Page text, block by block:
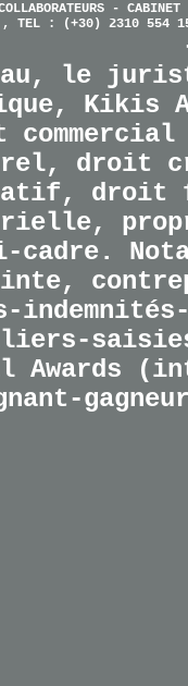
-
, TEL : (+30) 2310 554
le
Kikis
droit
Awards